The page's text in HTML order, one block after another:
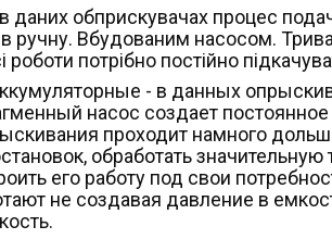
даних обприскувачах процес
в ручну. Вбудованим насосом.
потрібно постійно
- в данных
насос создает
проходит намного
обработать
его работу под свои
не создавая давление в